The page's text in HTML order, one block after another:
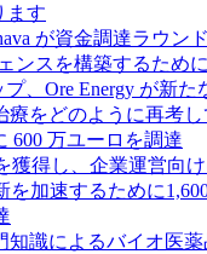
ます
が資金調達ラウン
ンスを構築するため
、Ore Energy が新
療をどのように再考
600 万ユーロを調達
獲得し、企業運営向
加速するために
知識によるバイオ医